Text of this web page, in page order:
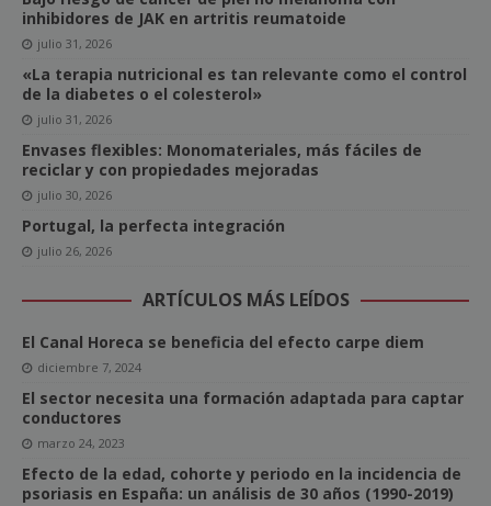
inhibidores de JAK en artritis reumatoide
julio 31, 2026
«La terapia nutricional es tan relevante como el control
de la diabetes o el colesterol»
julio 31, 2026
Envases flexibles: Monomateriales, más fáciles de
reciclar y con propiedades mejoradas
julio 30, 2026
Portugal, la perfecta integración
julio 26, 2026
ARTÍCULOS MÁS LEÍDOS
El Canal Horeca se beneficia del efecto carpe diem
diciembre 7, 2024
El sector necesita una formación adaptada para captar
conductores
marzo 24, 2023
Efecto de la edad, cohorte y periodo en la incidencia de
psoriasis en España: un análisis de 30 años (1990-2019)